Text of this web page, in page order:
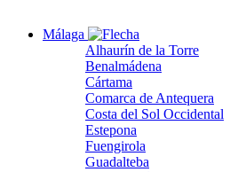
Málaga
Alhaurín de la Torre
Benalmádena
Cártama
Comarca de Antequera
Costa del Sol Occidental
Estepona
Fuengirola
Guadalteba